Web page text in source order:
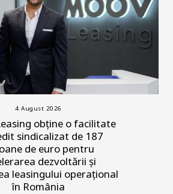
4 August 2026
obține o facilitate
sindicalizat de 187
de euro pentru
dezvoltării și
leasingului operațional
în România